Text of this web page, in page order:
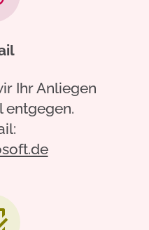
Ihr Anliegen
entgegen.